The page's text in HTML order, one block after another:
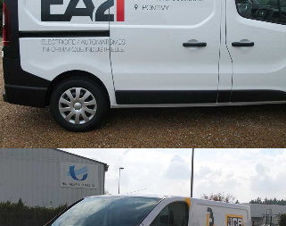
EA2I – PONTIVY
Marquage véhicules / Totem